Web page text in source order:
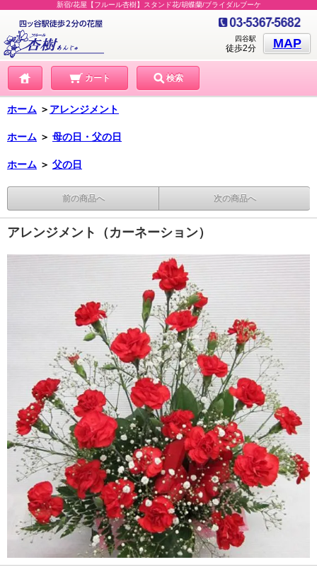
新宿/花屋【フルール杏樹】スタンド花/胡蝶蘭/ブライダルブーケ
MAP
四谷駅
徒歩2分
カート 検索
ホーム ＞ アレンジメント
ホーム ＞ 母の日・父の日
ホーム ＞ 父の日
前の商品へ 次の商品へ
アレンジメント（カーネーション）